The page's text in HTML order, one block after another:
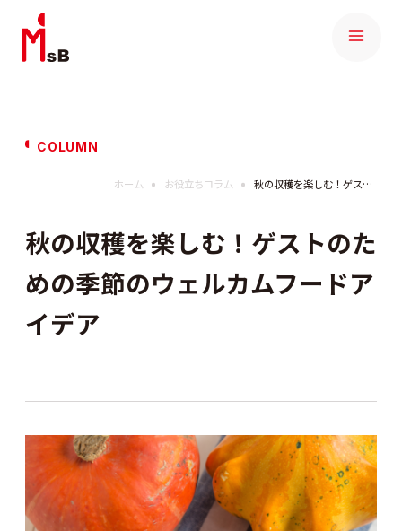
COLUMN
ホーム お役立ちコラム 秋の収穫を楽しむ！ゲストのための季節のウェルカムフードアイデア
秋の収穫を楽しむ！ゲストのた
めの季節のウェルカムフードア
イデア